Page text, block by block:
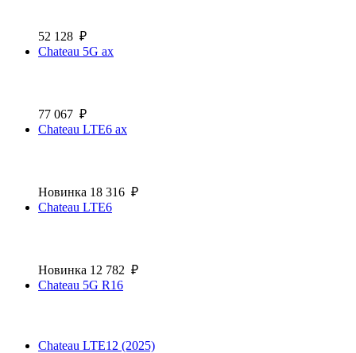
52 128 ₽
Chateau 5G ax
77 067 ₽
Chateau LTE6 ax
Новинка 18 316 ₽
Chateau LTE6
Новинка 12 782 ₽
Chateau 5G R16
Chateau LTE12 (2025)